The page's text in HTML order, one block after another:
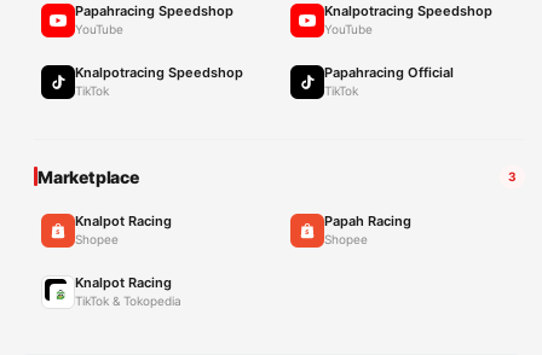
Papahracing Speedshop
YouTube
Knalpotracing Speedshop
YouTube
Knalpotracing Speedshop
TikTok
Papahracing Official
TikTok
Marketplace 3
Knalpot Racing
Shopee
Papah Racing
Shopee
Knalpot Racing
TikTok & Tokopedia